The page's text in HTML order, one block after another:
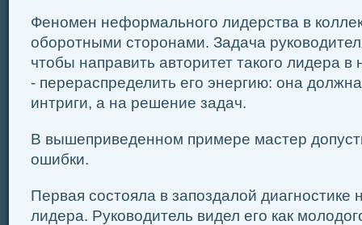
Феномен неформального лидерства в
оборотными сторонами. Задача
чтобы направить авторитет такого лидера
- перераспределить его энергию: она
интриги, а на решение задач.
В вышеприведенном примере мастер
ошибки.
Первая состояла в запоздалой диагностике
лидера. Руководитель видел его как